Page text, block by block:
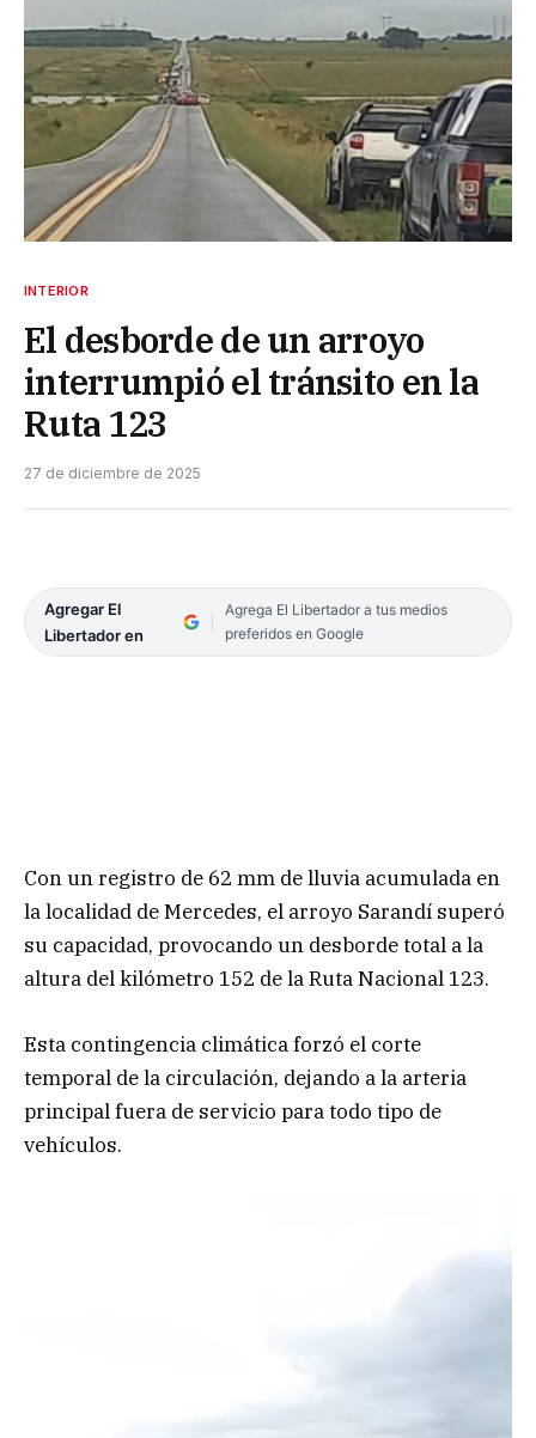
INTERIOR
El desborde de un arroyo
interrumpió el tránsito en la
Ruta 123
27 de diciembre de 2025
Agregar El
Libertador en
Agrega El Libertador a tus medios
preferidos en Google
Con un registro de 62 mm de lluvia acumulada en
la localidad de Mercedes, el arroyo Sarandí superó
su capacidad, provocando un desborde total a la
altura del kilómetro 152 de la Ruta Nacional 123.
Esta contingencia climática forzó el corte
temporal de la circulación, dejando a la arteria
principal fuera de servicio para todo tipo de
vehículos.